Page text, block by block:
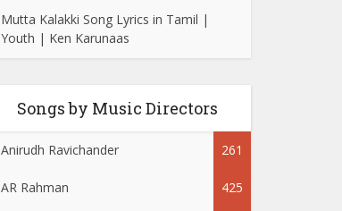
Mutta Kalakki Song Lyrics in Tamil |
Youth | Ken Karunaas
Songs by Music Directors
Anirudh Ravichander 261
AR Rahman 425